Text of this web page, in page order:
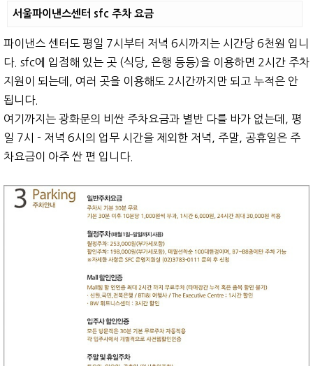
서울파이낸스센터 sfc 주차 요금
파이낸스 센터도 평일 7시부터 저녁 6시까지는 시간당 6천원 입니
다. sfc에 입점해 있는 곳 (식당, 은행 등등)을 이용하면 2시간 주차
지원이 되는데, 여러 곳을 이용해도 2시간까지만 되고 누적은 안
됩니다.
여기까지는 광화문의 비싼 주차요금과 별반 다를 바가 없는데, 평
일 7시 - 저녁 6시의 업무 시간을 제외한 저녁, 주말, 공휴일은 주
차요금이 아주 싼 편 입니다.